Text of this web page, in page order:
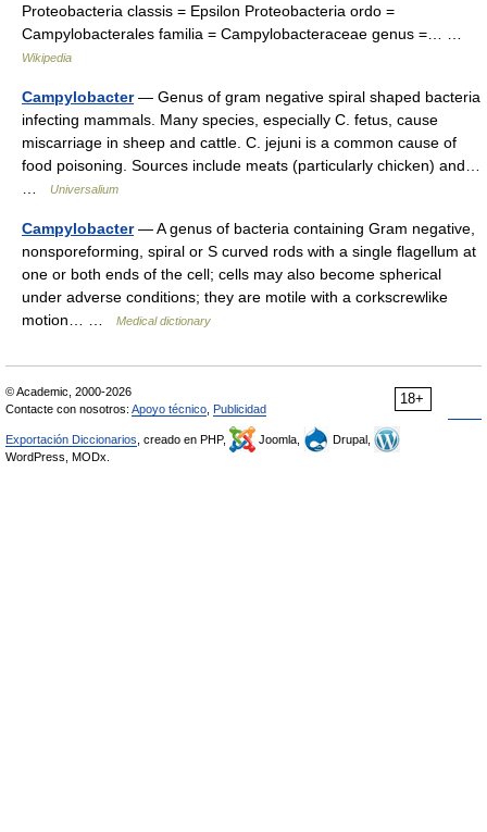
Proteobacteria classis = Epsilon Proteobacteria ordo =
Campylobacterales familia = Campylobacteraceae genus =… …
Wikipedia
Campylobacter— Genus of gram negative spiral shaped bacteria
infecting mammals. Many species, especially C. fetus, cause
miscarriage in sheep and cattle. C. jejuni is a common cause of
food poisoning. Sources include meats (particularly chicken) and…
Universalium
Campylobacter— A genus of bacteria containing Gram negative,
nonsporeforming, spiral or S curved rods with a single flagellum at
one or both ends of the cell; cells may also become spherical
under adverse conditions; they are motile with a corkscrewlike
motion… …
Medical dictionary
18+
© Academic, 2000-2026
Contacte con nosotros: Apoyo técnico Publicidad
Exportación Diccionarios , creado en PHP, Joomla,
Drupal,
WordPress, MODx.